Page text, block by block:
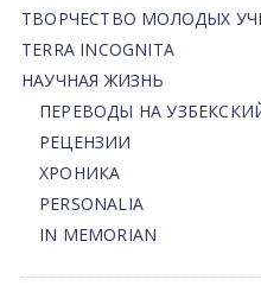
ТВОРЧЕСТВО МОЛОДЫХ
TERRA INCOGNITA
НАУЧНАЯ ЖИЗНЬ
ПЕРЕВОДЫ НА
РЕЦЕНЗИИ
ХРОНИКА
PERSONALIA
IN MEMORIAN